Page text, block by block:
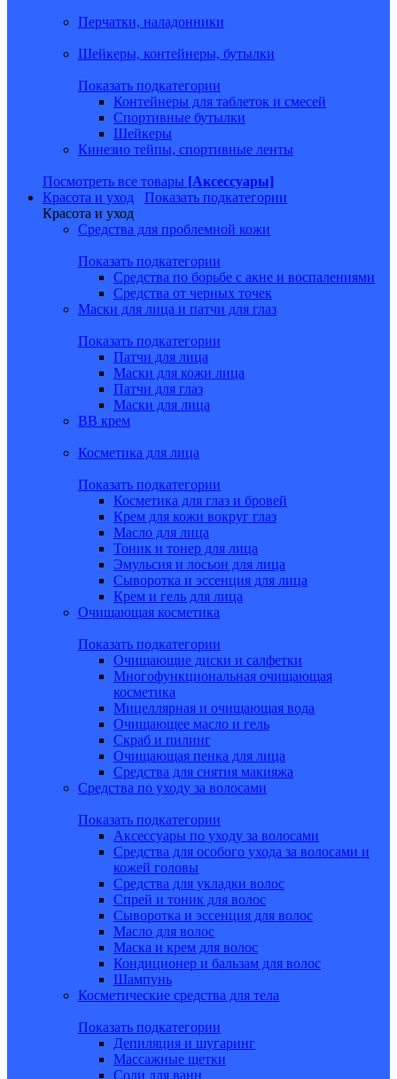
Перчатки, наладонники
Шейкеры, контейнеры, бутылки
Показать подкатегории
Контейнеры для таблеток и смесей
Спортивные бутылки
Шейкеры
Кинезио тейпы, спортивные ленты
Посмотреть все товары [Аксессуары]
Красота и уход
Показать подкатегории
Красота и уход
Средства для проблемной кожи
Показать подкатегории
Средства по борьбе с акне и воспалениями
Средства от черных точек
Маски для лица и патчи для глаз
Показать подкатегории
Патчи для лица
Маски для кожи лица
Патчи для глаз
Маски для лица
BB крем
Косметика для лица
Показать подкатегории
Косметика для глаз и бровей
Крем для кожи вокруг глаз
Масло для лица
Тоник и тонер для лица
Эмульсия и лосьон для лица
Сыворотка и эссенция для лица
Крем и гель для лица
Очищающая косметика
Показать подкатегории
Очищающие диски и салфетки
Многофункциональная очищающая
косметика
Мицеллярная и очищающая вода
Очищающее масло и гель
Скраб и пилинг
Очищающая пенка для лица
Средства для снятия макияжа
Средства по уходу за волосами
Показать подкатегории
Аксессуары по уходу за волосами
Средства для особого ухода за волосами и
кожей головы
Средства для укладки волос
Спрей и тоник для волос
Сыворотка и эссенция для волос
Масло для волос
Маска и крем для волос
Кондиционер и бальзам для волос
Шампунь
Косметические средства для тела
Показать подкатегории
Депиляция и шугаринг
Массажные щетки
Соли для ванн